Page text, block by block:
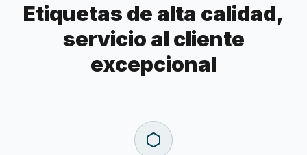
Etiquetas de alta calidad,
servicio al cliente
excepcional